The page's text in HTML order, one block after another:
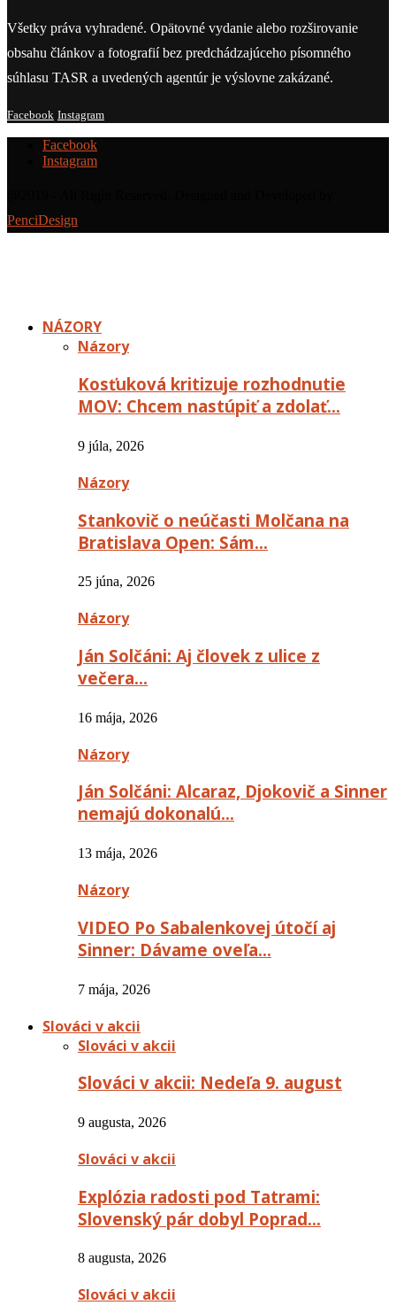
Všetky práva vyhradené. Opätovné vydanie alebo rozširovanie
obsahu článkov a fotografií bez predchádzajúceho písomného
súhlasu TASR a uvedených agentúr je výslovne zakázané.
Facebook Instagram
Facebook
Instagram
PenciDesign
NÁZORY
Názory
Kosťuková kritizuje rozhodnutie
MOV: Chcem nastúpiť a zdolať…
9 júla, 2026
Názory
Stankovič o neúčasti Molčana na
Bratislava Open: Sám…
25 júna, 2026
Názory
Ján Solčáni: Aj človek z ulice z
večera…
16 mája, 2026
Názory
Ján Solčáni: Alcaraz, Djokovič a Sinner
nemajú dokonalú…
13 mája, 2026
Názory
VIDEO Po Sabalenkovej útočí aj
Sinner: Dávame oveľa…
7 mája, 2026
Slováci v akcii
Slováci v akcii
Slováci v akcii: Nedeľa 9. august
9 augusta, 2026
Slováci v akcii
Explózia radosti pod Tatrami:
Slovenský pár dobyl Poprad…
8 augusta, 2026
Slováci v akcii